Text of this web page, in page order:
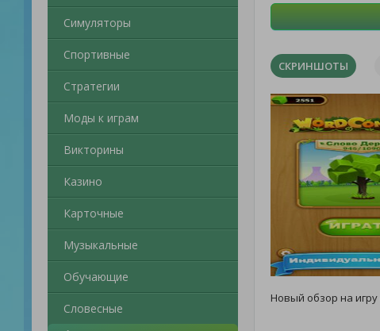
Симуляторы
Спортивные
Стратегии
Моды к играм
Викторины
Казино
Карточные
Музыкальные
Обучающие
Словесные
СКРИНШОТЫ
Новый обзор на игру